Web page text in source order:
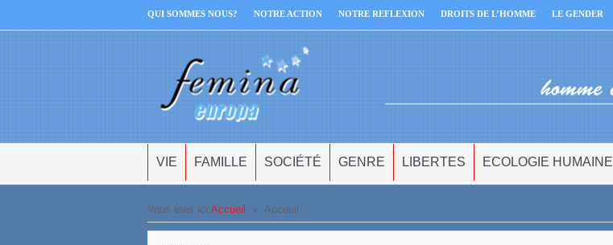
QUI SOMMES NOUS? NOTRE ACTION NOTRE REFLEXION DROITS DE L’HOMME LE GENDER
VIE FAMILLE SOCIÉTÉ GENRE LIBERTES ECOLOGIE HUMAINE
Vous êtes ici:Accueil » Accueil